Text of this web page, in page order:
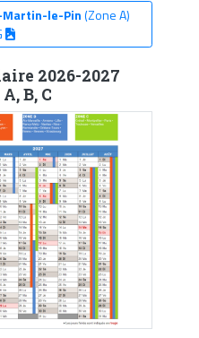
le-Pin(Zone A)
2026-2027
B, C